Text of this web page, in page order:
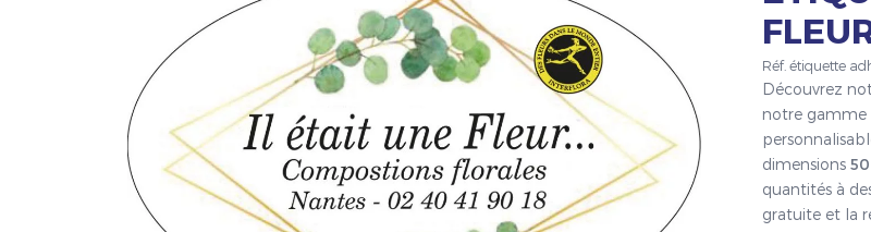
Réf. étiquette
Découvrez
notre gamme
dimensions
quantités à
gratuite et la